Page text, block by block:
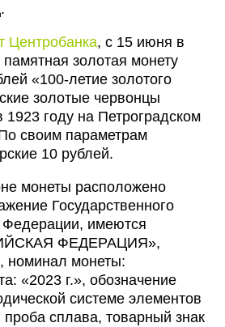
Центробанка, с 15 июня в
золотая монету
«100-летие золотого
золотые червонцы
1923 году на Петроградском
своим параметрам
10 рублей.
монеты расположено
Государственного
Федерации, имеются
ФЕДЕРАЦИЯ»,
монеты:
«2023 г.», обозначение
системе элементов
сплава, товарный знак